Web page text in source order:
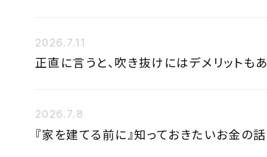
2026.7.11
正直に言うと、吹き抜けにはデメリットもあ
2026.7.8
『家を建てる前に』知っておきたいお金の話